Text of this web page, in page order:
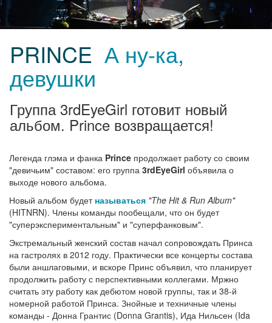
PRINCE А ну-ка,
девушки
Группа 3rdEyeGirl готовит новый
альбом. Prince возвращается!
Легенда глэма и фанка Prince продолжает работу со своим
"девичьим" составом: его группа 3rdEyeGirl объявила о
выходе нового альбома.
Новый альбом будет называться "The Hit & Run Album"
(HITNRN). Члены команды пообещали, что он будет
"суперэкспериментальным" и "суперфанковым".
Экстремальный женский состав начал сопровождать Принса
на гастролях в 2012 году. Практически все концерты состава
были аншлаговыми, и вскоре Принс объявил, что планирует
продолжить работу с перспективными коллегами. Мржно
считать эту работу как дебютом новой группы, так и 38-й
номерной работой Принса. Знойные и техничные члены
команды - Донна Грантис (Donna Grantis), Ида Нильсен (Ida